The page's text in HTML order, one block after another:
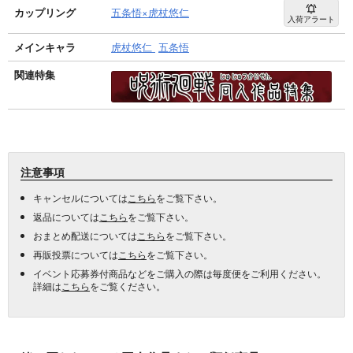
カップリング 五条悟×虎杖悠仁 入荷アラート
メインキャラ 虎杖悠仁 五条悟
関連特集
注意事項
キャンセルについては こちらをご覧下さい。
返品については こちらをご覧下さい。
おまとめ配送については こちらをご覧下さい。
再販投票については こちらをご覧下さい。
イベント応募券付商品などをご購入の際は毎度便をご利用ください。
詳細は こちらをご覧ください。